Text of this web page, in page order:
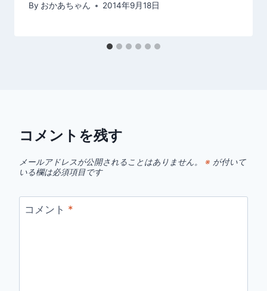
By おかあちゃん 2014年9月18日
コメントを残す
メールアドレスが公開されることはありません。 ※ が付いて
いる欄は必須項目です
コメント *